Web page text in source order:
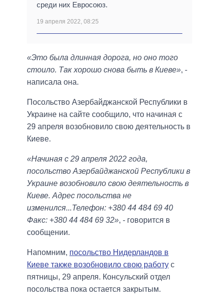
среди них Евросоюз.
19 апреля 2022, 08:25
«Это была длинная дорога, но оно того
стоило. Так хорошо снова быть в Киеве», -
написала она.
Посольство Азербайджанской Республики в
Украине на сайте сообщило, что начиная с
29 апреля возобновило свою деятельность в
Киеве.
«Начиная с 29 апреля 2022 года,
посольство Азербайджанской Республики в
Украине возобновило свою деятельность в
Киеве. Адрес посольства не
изменился...Телефон: +380 44 484 69 40
Факс: +380 44 484 69 32», - говорится в
сообщении.
Напомним, посольство Нидерландов в
Киеве также возобновило свою работу с
пятницы, 29 апреля. Консульский отдел
посольства пока остается закрытым.